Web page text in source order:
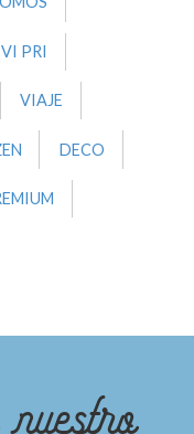
PRI
VIAJE
DECO